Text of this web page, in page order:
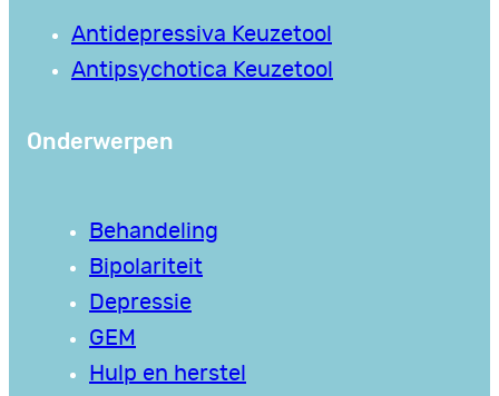
Antidepressiva Keuzetool
Antipsychotica Keuzetool
Onderwerpen
Behandeling
Bipolariteit
Depressie
GEM
Hulp en herstel